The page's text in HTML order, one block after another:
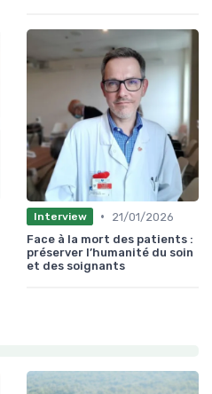
Interview •
21/01/2026
Face à la mort des patients :
préserver l’humanité du soin
et des soignants